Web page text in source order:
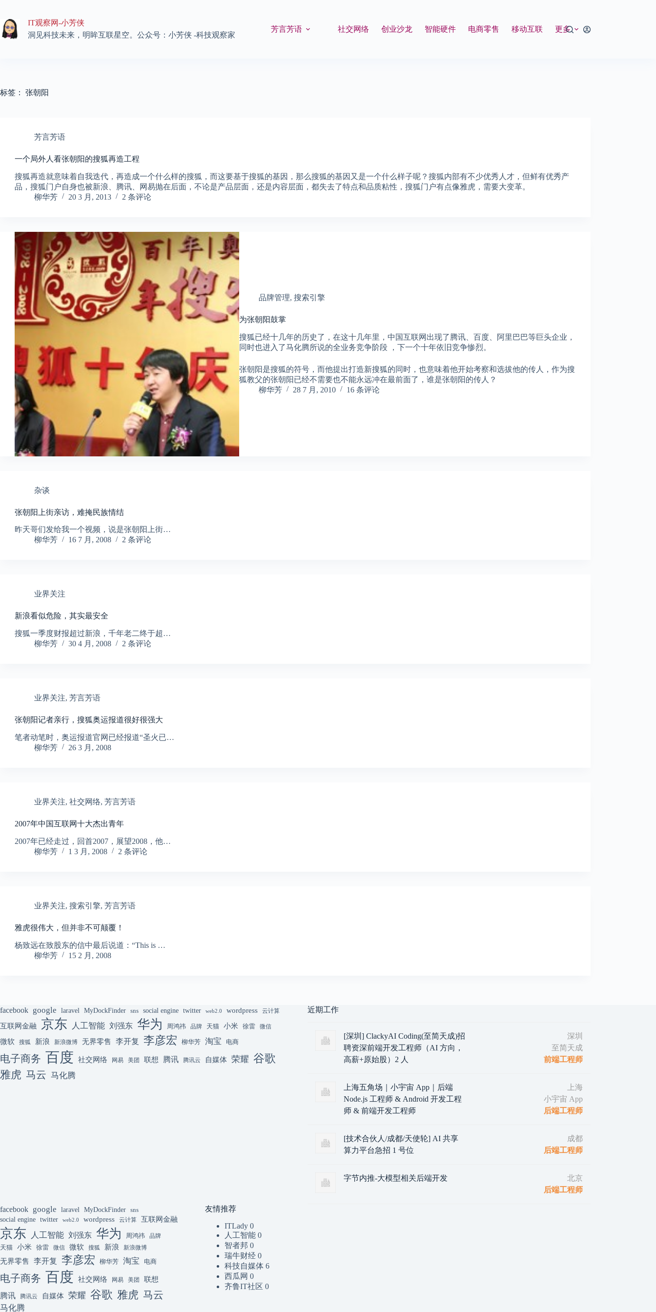
内
容
IT观察网-小芳侠
洞见科技未来，明眸互联星空。公众号：小芳侠 -科技观察家
芳言芳语 社交网络 创业沙龙 智能硬件 电商零售 移动互联 更多
标签： 张朝阳
芳言芳语
一个局外人看张朝阳的搜狐再造工程
搜狐再造就意味着自我迭代，再造成一个什么样的搜狐，而这要基于搜狐的基因，那么搜狐的基因又是一个什么样子呢？搜狐内部有不少优秀人才，但鲜有优秀产
品，搜狐门户自身也被新浪、腾讯、网易抛在后面，不论是产品层面，还是内容层面，都失去了特点和品质粘性，搜狐门户有点像雅虎，需要大变革。
柳华芳
20 3 月, 2013 2 条评论
品牌管理, 搜索引擎
为张朝阳鼓掌
搜狐已经十几年的历史了，在这十几年里，中国互联网出现了腾讯、百度、阿里巴巴等巨头企业，
同时也进入了马化腾所说的全业务竞争阶段 ，下一个十年依旧竞争惨烈。
张朝阳是搜狐的符号，而他提出打造新搜狐的同时，也意味着他开始考察和选拔他的传人，作为搜
狐教父的张朝阳已经不需要也不能永远冲在最前面了，谁是张朝阳的传人？
柳华芳
28 7 月, 2010 16 条评论
杂谈
张朝阳上街亲访，难掩民族情结
昨天哥们发给我一个视频，说是张朝阳上街…
柳华芳
16 7 月, 2008 2 条评论
业界关注
新浪看似危险，其实最安全
搜狐一季度财报超过新浪，千年老二终于超…
柳华芳
30 4 月, 2008 2 条评论
业界关注, 芳言芳语
张朝阳记者亲行，搜狐奥运报道很好很强大
笔者动笔时，奥运报道官网已经报道“圣火已…
柳华芳
26 3 月, 2008
业界关注, 社交网络, 芳言芳语
2007年中国互联网十大杰出青年
2007年已经走过，回首2007，展望2008，他…
柳华芳
1 3 月, 2008 2 条评论
业界关注, 搜索引擎, 芳言芳语
雅虎很伟大，但并非不可颠覆！
杨致远在致股东的信中最后说道：“This is …
柳华芳
15 2 月, 2008
facebook google laravel MyDockFinder sns social engine twitter web2.0 wordpress 云计算
互联网金融 京东 人工智能 刘强东 华为 周鸿祎 品牌 天猫 小米 徐雷 微信
微软 搜狐 新浪 新浪微博 无界零售 李开复 李彦宏 柳华芳 淘宝 电商
电子商务 百度 社交网络 网易 美团 联想 腾讯 腾讯云 自媒体 荣耀 谷歌
雅虎 马云 马化腾
近期工作
[深圳] ClackyAI Coding(至简天成)招
聘资深前端开发工程师（AI 方向，
高薪+原始股）2 人
深圳
至简天成
前端工程师
上海五角场｜小宇宙 App｜后端
Node.js 工程师 & Android 开发工程
师 & 前端开发工程师
上海
小宇宙 App
后端工程师
[技术合伙人/成都/天使轮] AI 共享
算力平台急招 1 号位
成都
后端工程师
字节内推-大模型相关后端开发
北京
后端工程师
facebook google laravel MyDockFinder sns
social engine twitter web2.0 wordpress 云计算 互联网金融
京东 人工智能 刘强东 华为 周鸿祎 品牌
天猫 小米 徐雷 微信 微软 搜狐 新浪 新浪微博
无界零售 李开复 李彦宏 柳华芳 淘宝 电商
电子商务 百度 社交网络 网易 美团 联想
腾讯 腾讯云 自媒体 荣耀 谷歌 雅虎 马云
马化腾
友情推荐
ITLady0
人工智能0
智者邦 0
瑞牛财经0
科技自媒体6
西瓜网 0
齐鲁IT社区 0